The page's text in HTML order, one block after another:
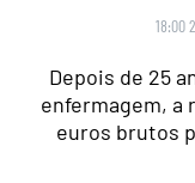
18:00
Depois de 25
enfermagem, a
euros brutos